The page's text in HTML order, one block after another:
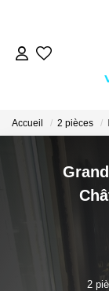
Accueil 2 pièces
2